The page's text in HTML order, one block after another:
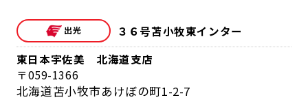
３６号苫小牧東インター
東日本宇佐美 北海道支店
059-1366
北海道苫小牧市あけぼの町1-2-7